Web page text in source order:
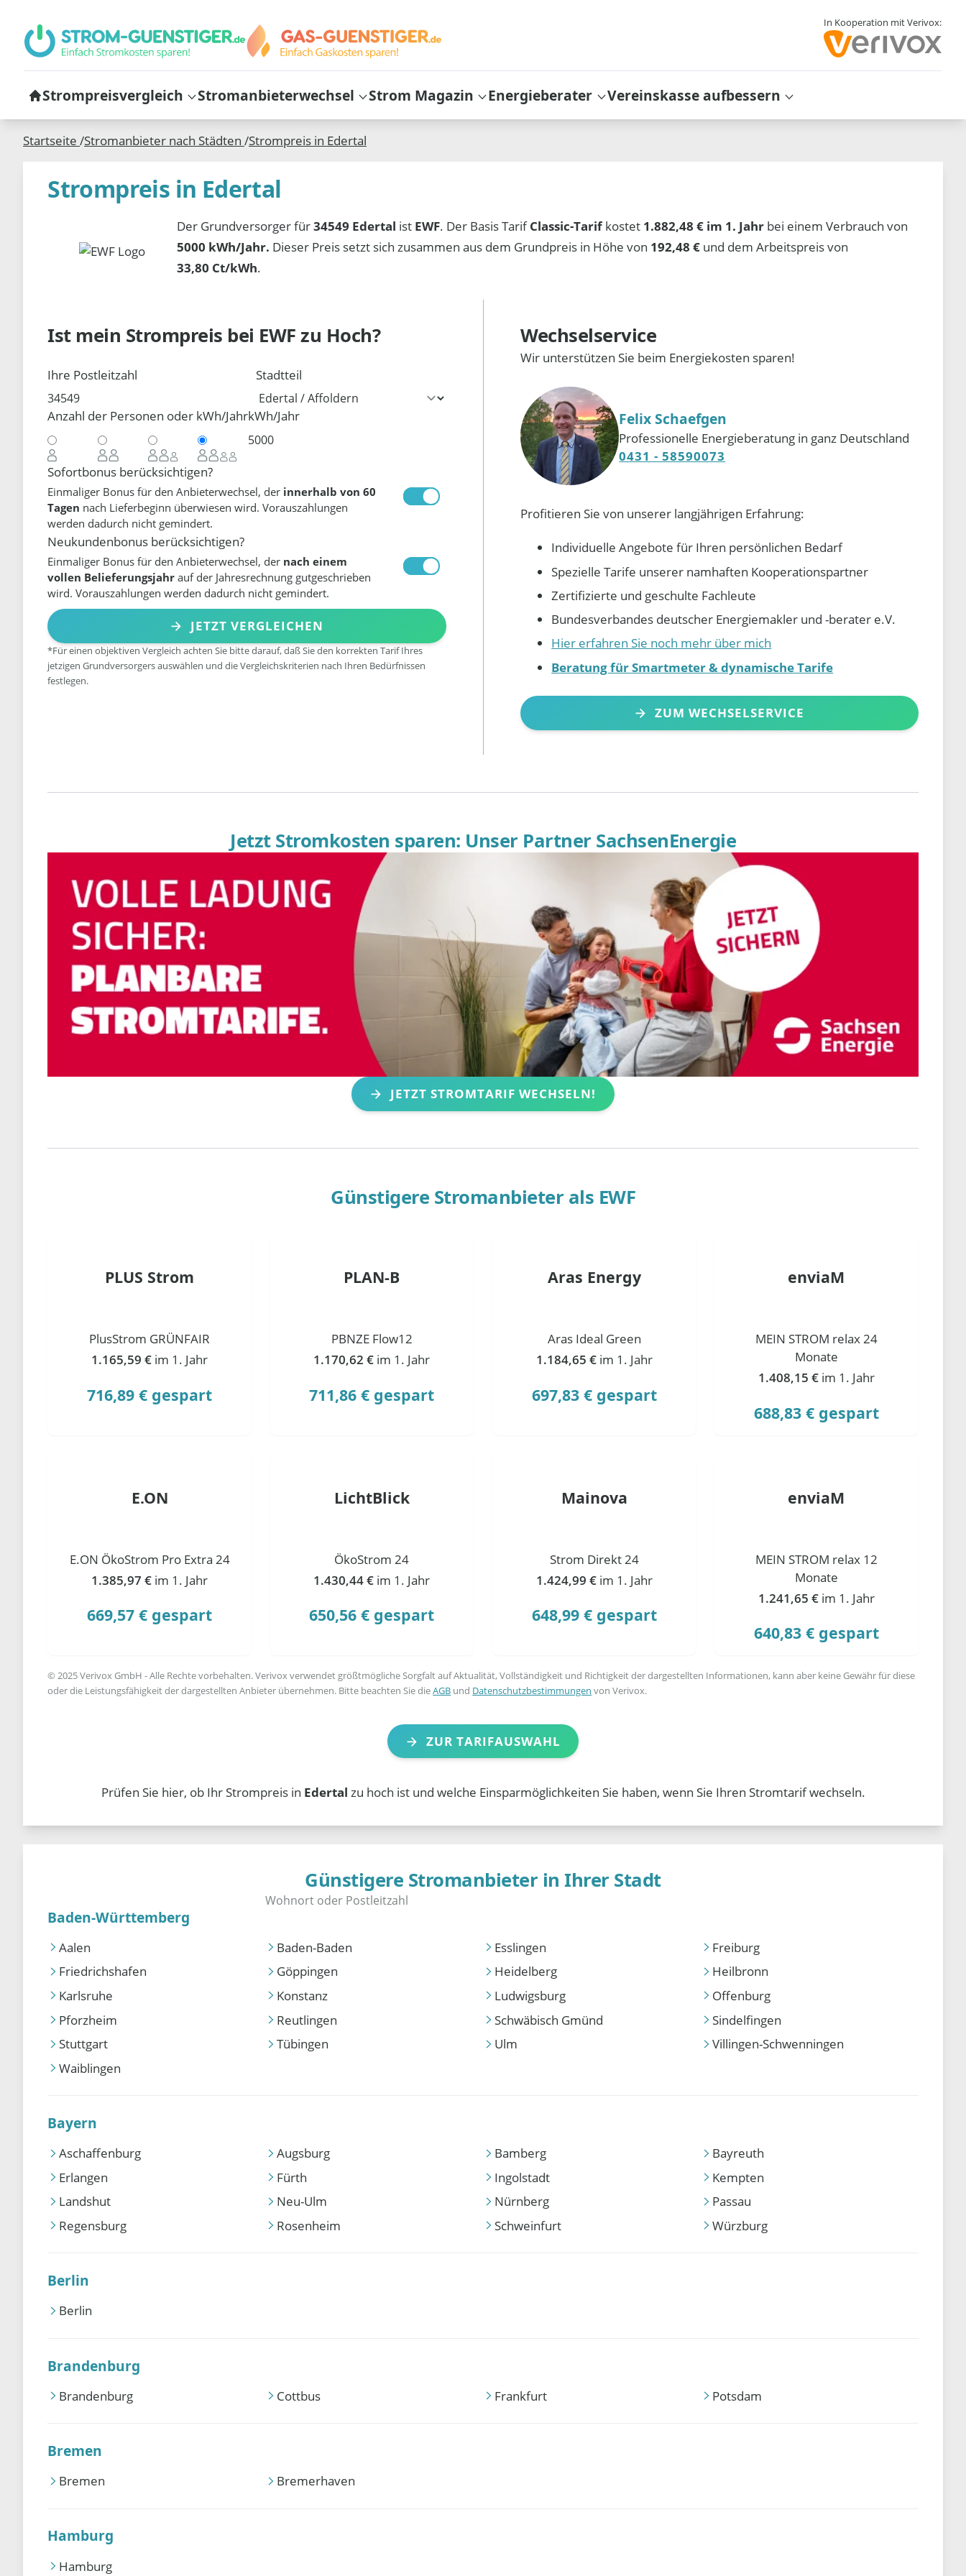
In Kooperation mit Verivox:
Strompreisvergleich Stromanbieterwechsel Strom Magazin Energieberater Vereinskasse aufbessern
Startseite /Stromanbieter nach Städten /Strompreis in Edertal
Strompreis in Edertal
Der Grundversorger für34549 Edertal ist EWF. Der Basis TarifClassic-Tarifkostet 1.882,48 € im 1. Jahr bei einem Verbrauch von
5000 kWh/Jahr. Dieser Preis setzt sich zusammen aus dem Grundpreis in Höhe von 192,48 € und dem Arbeitspreis von
33,80 Ct/kWh.
Ist mein Strompreis bei EWFzu Hoch?
Ihre Postleitzahl Stadtteil
Anzahl der Personen oder kWh/JahrkWh/Jahr
Sofortbonus berücksichtigen?
Einmaliger Bonus für den Anbieterwechsel, der innerhalb von 60
Tagen nach Lieferbeginn überwiesen wird. Vorauszahlungen
werden dadurch nicht gemindert.
Neukundenbonus berücksichtigen?
Einmaliger Bonus für den Anbieterwechsel, der nach einem
vollen Belieferungsjahr auf der Jahresrechnung gutgeschrieben
wird. Vorauszahlungen werden dadurch nicht gemindert.
JETZT VERGLEICHEN
*Für einen objektiven Vergleich achten Sie bitte darauf, daß Sie den korrekten Tarif Ihres
jetzigen Grundversorgers auswählen und die Vergleichskriterien nach Ihren Bedürfnissen
festlegen.
Wechselservice
Wir unterstützen Sie beim Energiekosten sparen!
Felix Schaefgen
Professionelle Energieberatung in ganz Deutschland
0431 - 58590073
Profitieren Sie von unserer langjährigen Erfahrung:
Individuelle Angebote für Ihren persönlichen Bedarf
Spezielle Tarife unserer namhaften Kooperationspartner
Zertifizierte und geschulte Fachleute
Bundesverbandes deutscher Energiemakler und -berater e.V.
Hier erfahren Sie noch mehr über mich
Beratung für Smartmeter & dynamische Tarife
ZUM WECHSELSERVICE
Jetzt Stromkosten sparen: Unser Partner SachsenEnergie
JETZT STROMTARIF WECHSELN!
Günstigere Stromanbieter als EWF
PLUS Strom
PlusStrom GRÜNFAIR
1.165,59 € im 1. Jahr
716,89 € gespart
PLAN-B
PBNZE Flow12
1.170,62 € im 1. Jahr
711,86 € gespart
Aras Energy
Aras Ideal Green
1.184,65 € im 1. Jahr
697,83 € gespart
enviaM
MEIN STROM relax 24
Monate
1.408,15 € im 1. Jahr
688,83 € gespart
E.ON
E.ON ÖkoStrom Pro Extra 24
1.385,97 € im 1. Jahr
669,57 € gespart
LichtBlick
ÖkoStrom 24
1.430,44 € im 1. Jahr
650,56 € gespart
Mainova
Strom Direkt 24
1.424,99 € im 1. Jahr
648,99 € gespart
enviaM
MEIN STROM relax 12
Monate
1.241,65 € im 1. Jahr
640,83 € gespart
© 2025 Verivox GmbH - Alle Rechte vorbehalten. Verivox verwendet größtmögliche Sorgfalt auf Aktualität, Vollständigkeit und Richtigkeit der dargestellten Informationen, kann aber keine Gewähr für diese
oder die Leistungsfähigkeit der dargestellten Anbieter übernehmen. Bitte beachten Sie dieAGB und Datenschutzbestimmungen von Verivox.
ZUR TARIFAUSWAHL
Prüfen Sie hier, ob Ihr Strompreis in Edertal zu hoch ist und welche Einsparmöglichkeiten Sie haben, wenn Sie Ihren Stromtarif wechseln.
Günstigere Stromanbieter in Ihrer Stadt
Baden-Württemberg
Aalen Baden-Baden Esslingen
Freiburg
Friedrichshafen
Göppingen Heidelberg
Heilbronn
Karlsruhe
Konstanz Ludwigsburg
Offenburg
Pforzheim
Reutlingen Schwäbisch Gmünd
Sindelfingen
Stuttgart
Tübingen Ulm
Villingen-Schwenningen
Waiblingen
Bayern
Aschaffenburg Augsburg Bamberg
Bayreuth
Erlangen
Fürth Ingolstadt
Kempten
Landshut
Neu-Ulm Nürnberg
Passau
Regensburg
Rosenheim Schweinfurt Würzburg
Berlin
Berlin
Brandenburg
Brandenburg Cottbus Frankfurt Potsdam
Bremen
Bremen Bremerhaven
Hamburg
Hamburg